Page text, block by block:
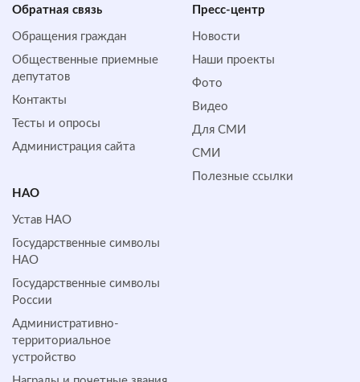
Обратная cвязь
Обращения граждан
Общественные приемные
депутатов
Контакты
Тесты и опросы
Администрация сайта
Пресс-центр
Новости
Наши проекты
Фото
Видео
Для СМИ
СМИ
Полезные ссылки
НАО
Устав НАО
Государственные символы
НАО
Государственные символы
России
Административно-
территориальное
устройство